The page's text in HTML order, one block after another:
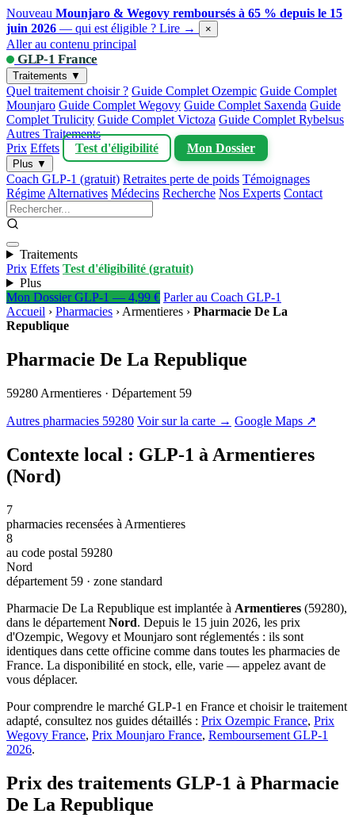
Nouveau Mounjaro & Wegovy remboursés à 65 % depuis le 15
juin 2026 — qui est éligible ? Lire → ×
Aller au contenu principal
GLP-1 France
Traitements ▼
Quel traitement choisir ? Guide Complet Ozempic Guide Complet
Mounjaro Guide Complet Wegovy Guide Complet Saxenda Guide
Complet Trulicity Guide Complet Victoza Guide Complet Rybelsus
Autres Traitements
Prix Effets Test d'éligibilité Mon Dossier
Plus ▼
Coach GLP-1 (gratuit) Retraites perte de poids Témoignages
Régime Alternatives Médecins Recherche Nos Experts Contact
Traitements
Prix Effets Test d'éligibilité (gratuit)
Plus
Mon Dossier GLP-1 — 4,99 € Parler au Coach GLP-1
Accueil › Pharmacies › Armentieres › Pharmacie De La
Republique
Pharmacie De La Republique
59280 Armentieres · Département 59
Autres pharmacies 59280 Voir sur la carte → Google Maps ↗
Contexte local : GLP-1 à Armentieres
(Nord)
7
pharmacies recensées à Armentieres
8
au code postal 59280
Nord
département 59 · zone standard
Pharmacie De La Republique est implantée à Armentieres (59280),
dans le département Nord. Depuis le 15 juin 2026, les prix
d'Ozempic, Wegovy et Mounjaro sont réglementés : ils sont
identiques dans cette officine comme dans toutes les pharmacies de
France. La disponibilité en stock, elle, varie — appelez avant de
vous déplacer.
Pour comprendre le marché GLP-1 en France et choisir le traitement
adapté, consultez nos guides détaillés : Prix Ozempic France, Prix
Wegovy France, Prix Mounjaro France, Remboursement GLP-1
2026.
Prix des traitements GLP-1 à Pharmacie
De La Republique